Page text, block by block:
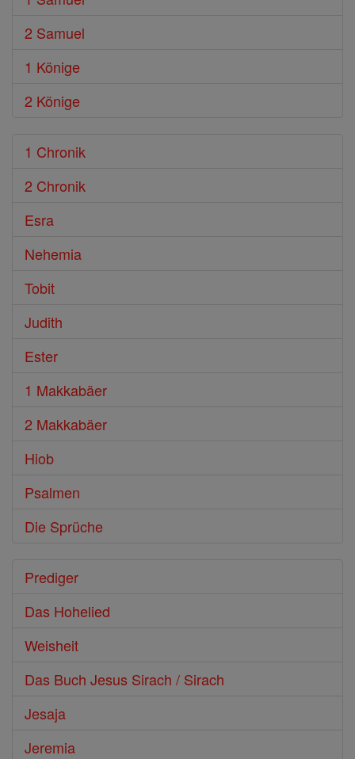
2 Samuel
1 Könige
2 Könige
1 Chronik
2 Chronik
Esra
Nehemia
Tobit
Judith
Ester
1 Makkabäer
2 Makkabäer
Hiob
Psalmen
Die Sprüche
Prediger
Das Hohelied
Weisheit
Das Buch Jesus Sirach / Sirach
Jesaja
Jeremia